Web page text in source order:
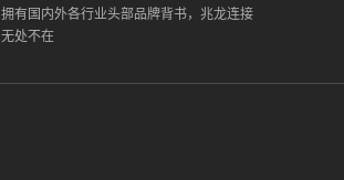
拥有国内外各行业头部品牌背书，兆龙连接
无处不在